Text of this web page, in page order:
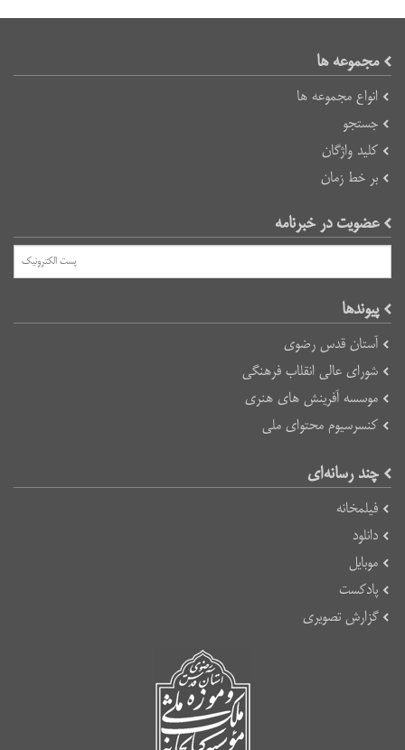
مجموعه ها
انواع مجموعه ها
جستجو
کلید واژگان
بر خط زمان
عضویت در خبرنامه
پیوند‌ها
آستان قدس رضوی
شورای عالی انقلاب فرهنگی
موسسه آفرینش های هنری
کنسرسیوم محتوای ملی
چند رسانه‌ای
فیلمخانه
دانلود
موبایل
پادکست
گزارش تصویری